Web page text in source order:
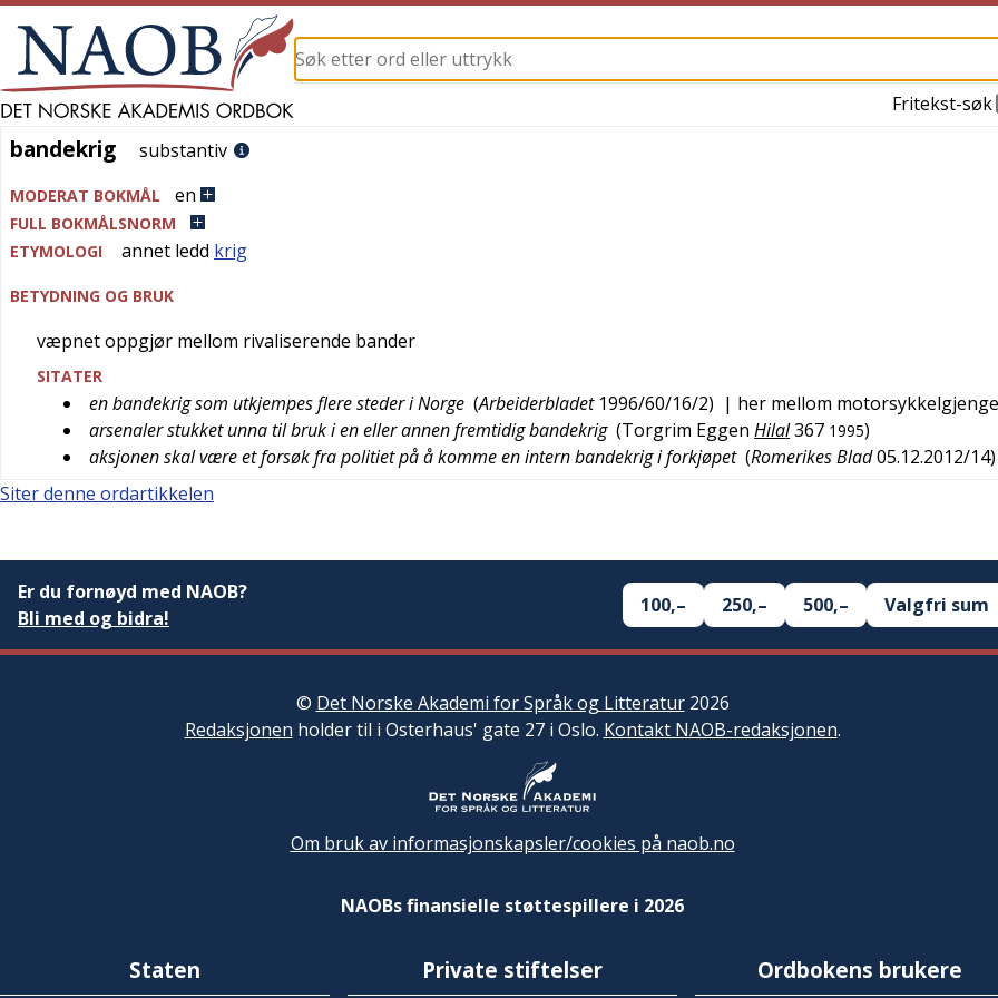
Fritekst-søk
bandekrig
bandekrig substantiv
MODERAT BOKMÅL en
FULL BOKMÅLSNORM
ETYMOLOGI
annet ledd krig
BETYDNING OG BRUK
væpnet oppgjør mellom rivaliserende bander
SITATER
en bandekrig som utkjempes flere steder i Norge (Arbeiderbladet 1996/60/16/2) | her mellom
arsenaler stukket unna til bruk i en eller annen fremtidig bandekrig (Torgrim Eggen Hilal367 1995)
aksjonen skal være et forsøk fra politiet på å komme en intern bandekrig i forkjøpet (Romerikes Blad05.12.2012/14)
Siter denne ordartikkelen
Er du fornøyd med NAOB?
Bli med og bidra!
100,– 250,– 500,– Valgfri sum
© Det Norske Akademi for Språk og Litteratur2026
Redaksjonen holder til i Osterhaus' gate 27 i Oslo. Kontakt NAOB-redaksjonen.
Om bruk av informasjonskapsler/cookies på naob.no
NAOBs finansielle støttespillere i 2026
Staten Private stiftelser Ordbokens brukere